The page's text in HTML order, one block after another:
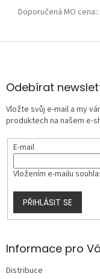
Doporučená MO cena::
Z
aOdebírat
Vložte svůj e-mail a my
produktech na našem e-
E-mail
Vložením e-mailu
PŘIHLÁSIT SE
Informace pro
Distribuce